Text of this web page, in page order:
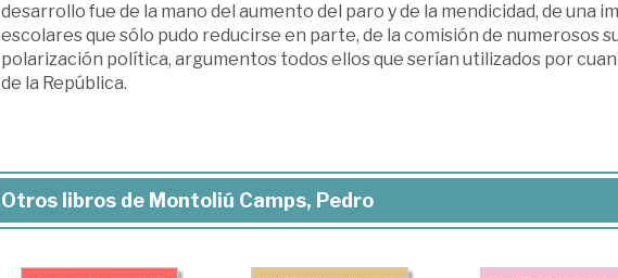
desarrollo fue de la mano del aumento del paro y de la mendicidad, de una
escolares que sólo pudo reducirse en parte, de la comisión de numerosos
polarización política, argumentos todos ellos que serían utilizados por
de la República.
Otros libros de Montoliú Camps, Pedro